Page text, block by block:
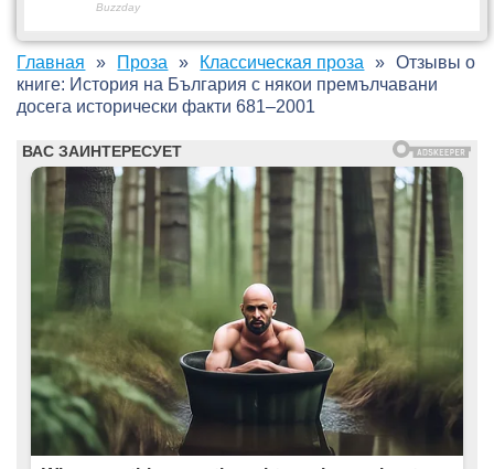
Главная Проза Классическая проза
Отзывы о
книге: История на България с някои премълчавани
досега исторически факти 681–2001